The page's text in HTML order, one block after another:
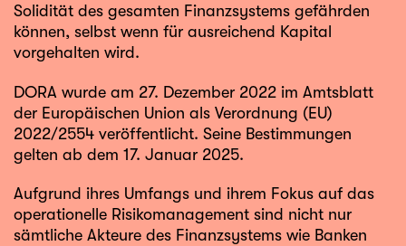
Solidität des gesamten Finanzsystems gefährden
können, selbst wenn für ausreichend Kapital
vorgehalten wird.
DORA wurde am 27. Dezember 2022 im Amtsblatt
der Europäischen Union als Verordnung (EU)
2022/2554 veröffentlicht. Seine Bestimmungen
gelten ab dem 17. Januar 2025.
Aufgrund ihres Umfangs und ihrem Fokus auf das
operationelle Risikomanagement sind nicht nur
sämtliche Akteure des Finanzsystems wie Banken